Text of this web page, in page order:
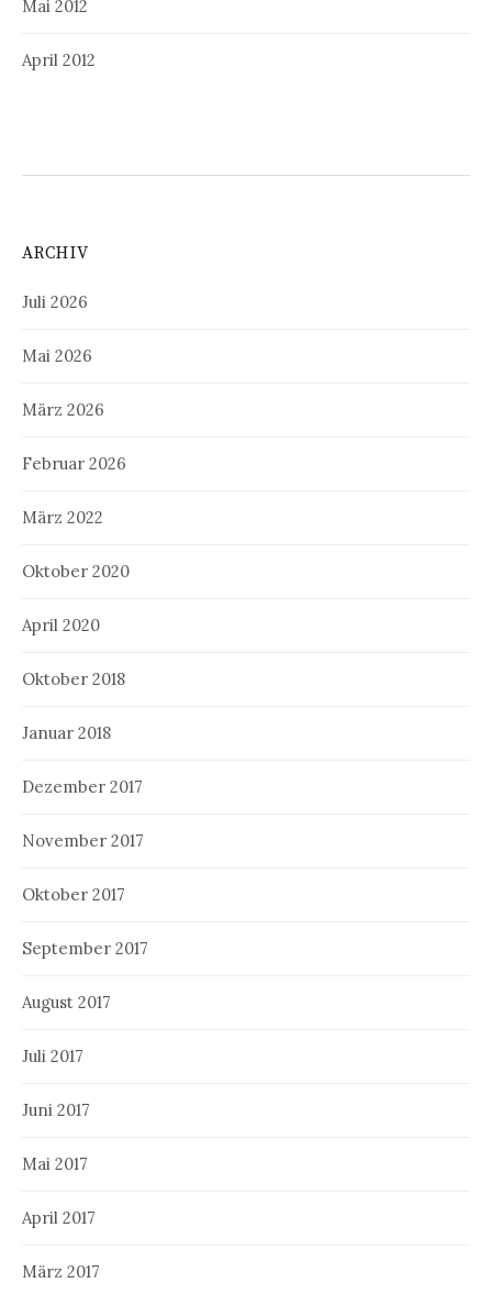
Mai 2012
April 2012
ARCHIV
Juli 2026
Mai 2026
März 2026
Februar 2026
März 2022
Oktober 2020
April 2020
Oktober 2018
Januar 2018
Dezember 2017
November 2017
Oktober 2017
September 2017
August 2017
Juli 2017
Juni 2017
Mai 2017
April 2017
März 2017